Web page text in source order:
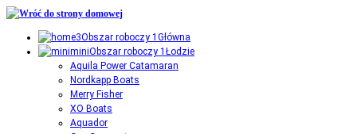
Przejdź
treści
Główna
Łodzie
Aquila Power Catamaran
Nordkapp Boats
Merry Fisher
XO Boats
Aquador